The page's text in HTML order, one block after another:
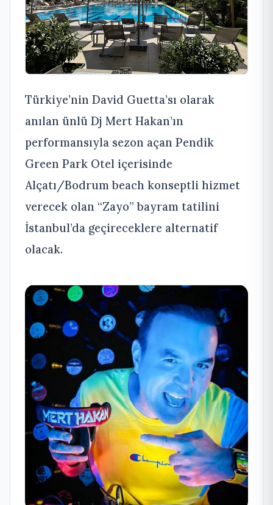
Türkiye’nin David Guetta’sı olarak
anılan ünlü Dj Mert Hakan’ın
performansıyla sezon açan Pendik
Green Park Otel içerisinde
Alçatı/Bodrum beach konseptli hizmet
verecek olan “Zayo” bayram tatilini
İstanbul’da geçireceklere alternatif
olacak.